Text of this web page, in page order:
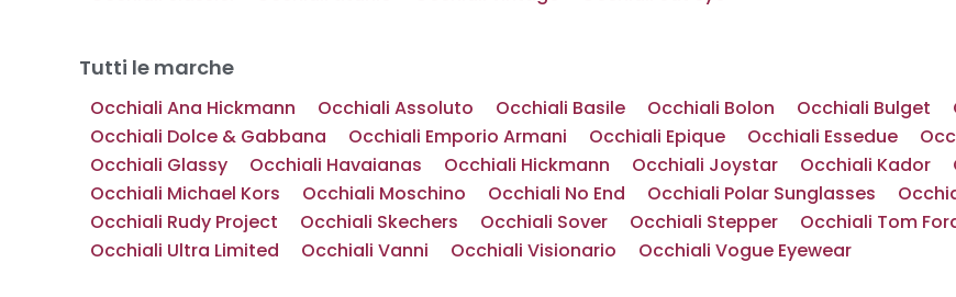
Tutti le marche
Occhiali Ana Hickmann Occhiali Assoluto Occhiali Basile Occhiali Bolon Occhiali Bulget
Occhiali Dolce & Gabbana
Occhiali Emporio Armani Occhiali Epique Occhiali Essedue
Occhiali Glassy
Occhiali Havaianas Occhiali Hickmann Occhiali Joystar Occhiali Kador
Occhiali Michael Kors
Occhiali Moschino Occhiali No End Occhiali Polar Sunglasses
Occhiali Rudy Project
Occhiali Skechers Occhiali Sover Occhiali Stepper Occhiali Tom
Occhiali Ultra Limited
Occhiali Vanni Occhiali Visionario Occhiali Vogue Eyewear